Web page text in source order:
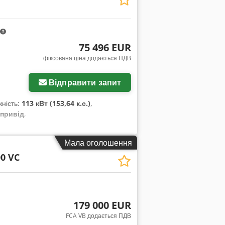
валу відбору потужності (ВОМ): 540 /
Він оснащений передньою
посилену раму для
Quicke Q6M, який має підвіску,
Кабіна підвішена та обладнана
дисплеєм, Bluetooth-радіо з
дах (без люку). Шини: Передні:
хорошому стані. Огляд і вивезення
75 496 EUR
фіксована ціна додається ПДВ
Відправити запит
113 кВт (153,64 к.с.),
,
Мала оголошення
VC
179 000 EUR
FCA VB додається ПДВ